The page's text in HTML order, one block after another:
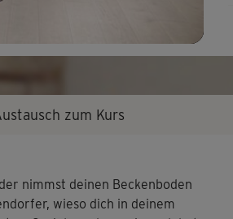
zum Kurs
nimmst deinen Beckenboden
wieso dich in deinem